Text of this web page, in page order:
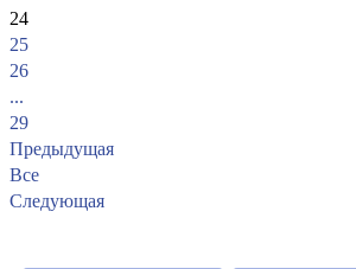
24
25
26
...
29
Предыдущая
Все
Следующая